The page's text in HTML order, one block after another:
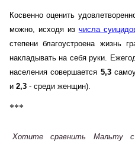
Косвенно оценить
можно, исходя из числа
степени благоустроена жизнь
накладывать на себя руки.
населения совершается 5,3
и 2,3 - среди женщин).
***
Хотите сравнить Мальту